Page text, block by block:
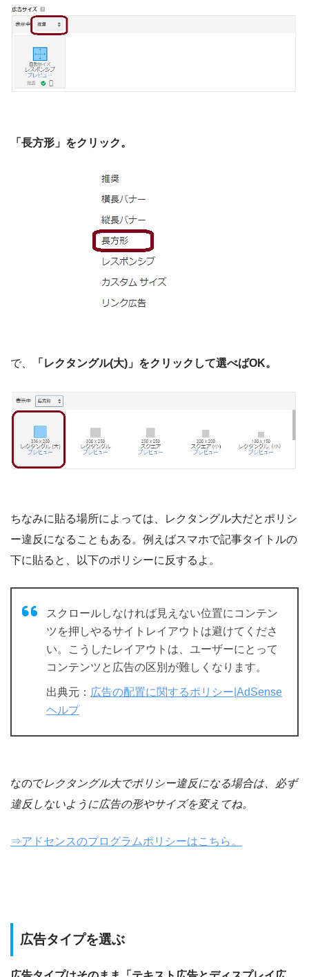
「長方形」をクリック。
で、 「レクタングル(大)」をクリックして選べばOK。
ちなみに貼る場所によっては、レクタングル大だとポリシ
ー違反になることもある。例えばスマホで記事タイトルの
下に貼ると、以下のポリシーに反するよ。
スクロールしなければ見えない位置にコンテン
ツを押しやるサイトレイアウトは避けてくださ
い。こうしたレイアウトは、ユーザーにとって
コンテンツと広告の区別が難しくなります。
出典元： 広告の配置に関するポリシー|AdSense
ヘルプ
なのでレクタングル大でポリシー違反になる場合は、必ず
違反しないように広告の形やサイズを変えてね。
⇒アドセンスのプログラムポリシーはこちら。
広告タイプを選ぶ